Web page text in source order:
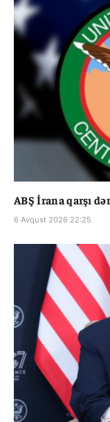
ABŞ İrana qarşı
6 Avqust 2026 22:25